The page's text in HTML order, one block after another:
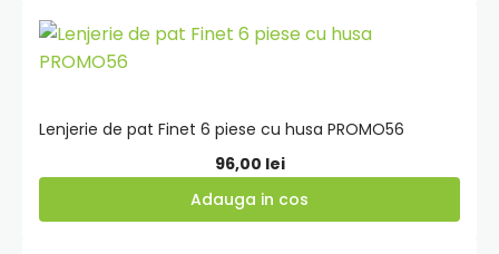
până
Lenjerie de pat Finet 6 piese cu husa PROMO56
96,00 lei
Adauga in cos
Adauga